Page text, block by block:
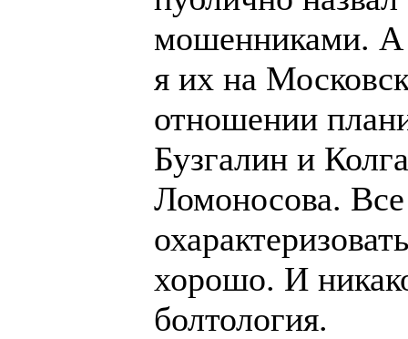
мошенниками. А
я их на
отношении
Бузгалин и
Ломоносова.
хорошо. И
болтология.